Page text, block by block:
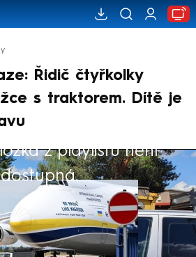
Řidič čtyřkolky
s traktorem. Dítě je
z playlistu není
dostupná.